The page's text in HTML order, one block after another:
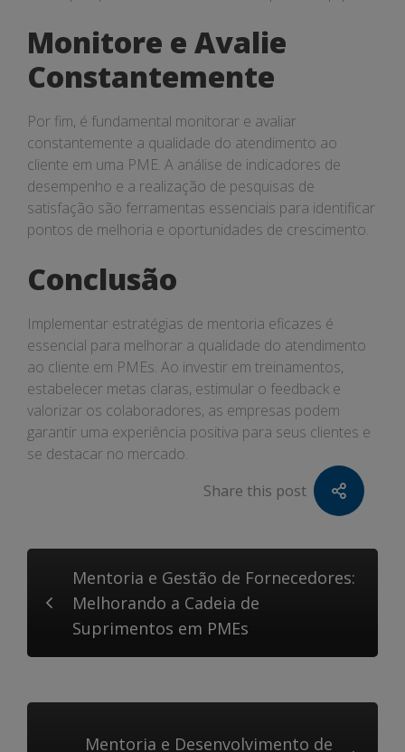
Monitore e Avalie
Constantemente
Por fim, é fundamental monitorar e avaliar
constantemente a qualidade do atendimento ao
cliente em uma PME. A análise de indicadores de
desempenho e a realização de pesquisas de
satisfação são ferramentas essenciais para identificar
pontos de melhoria e oportunidades de crescimento.
Conclusão
Implementar estratégias de mentoria eficazes é
essencial para melhorar a qualidade do atendimento
ao cliente em PMEs. Ao investir em treinamentos,
estabelecer metas claras, estimular o feedback e
valorizar os colaboradores, as empresas podem
garantir uma experiência positiva para seus clientes e
se destacar no mercado.
Share this post
Mentoria e Gestão de Fornecedores:
Melhorando a Cadeia de
Suprimentos em PMEs
Mentoria e Desenvolvimento de